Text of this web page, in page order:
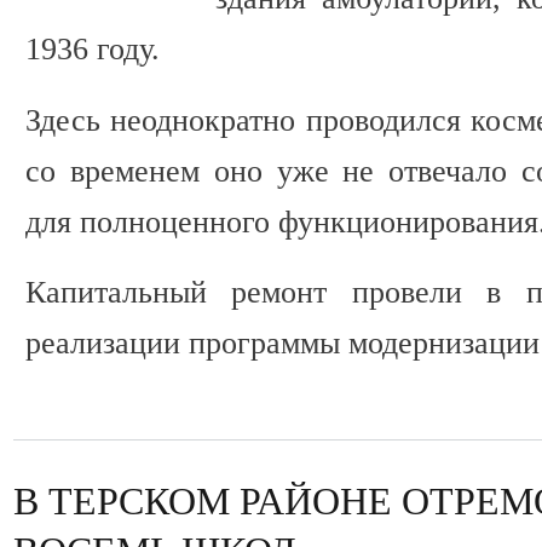
1936 году.
Здесь неоднократно проводился
со временем оно уже не отвечало
для полноценного
Капитальный ремонт провели в
реализации программы
В ТЕРСКОМ РАЙОНЕ